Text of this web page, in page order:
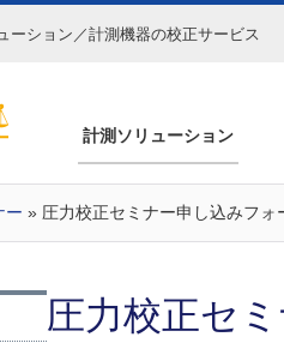
ーション／計測機器の校正サービス
計測ソリューション
ー » 圧力校正セミナー申し込みフォ
圧力校正セ